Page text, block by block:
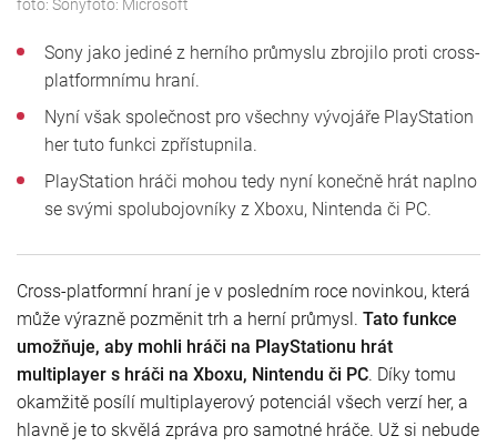
foto: Sonyfoto: Microsoft
Sony jako jediné z herního průmyslu zbrojilo proti cross-
platformnímu hraní.
Nyní však společnost pro všechny vývojáře PlayStation
her tuto funkci zpřístupnila.
PlayStation hráči mohou tedy nyní konečně hrát naplno
se svými spolubojovníky z Xboxu, Nintenda či PC.
Cross-platformní hraní je v posledním roce novinkou, která
může výrazně pozměnit trh a herní průmysl. Tato funkce
umožňuje, aby mohli hráči na PlayStationu hrát
multiplayer s hráči na Xboxu, Nintendu či PC. Díky tomu
okamžitě posílí multiplayerový potenciál všech verzí her, a
hlavně je to skvělá zpráva pro samotné hráče. Už si nebude